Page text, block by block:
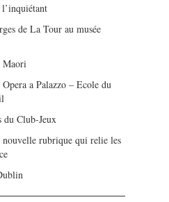
de La Tour au musée
Maori
a Palazzo – Ecole du
du Club-Jeux
nouvelle rubrique qui relie les